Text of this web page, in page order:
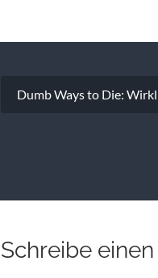
Dumb Ways to Die:
Schreibe